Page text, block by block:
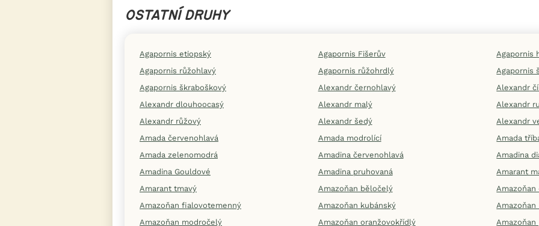
OSTATNÍ DRUHY
Agapornis etiopský Agapornis Fišerův
Agapornis
Agapornis růžohlavý
Agapornis růžohrdlý
Agapornis
Agapornis škraboškový
Alexandr černohlavý
Alexandr
Alexandr dlouhoocasý
Alexandr malý
Alexandr
Alexandr růžový
Alexandr šedý
Alexandr
Amada červenohlavá
Amada modrolící
Amada
Amada zelenomodrá
Amadina červenohlavá
Amadina
Amadina Gouldové
Amadina pruhovaná
Amarant
Amarant tmavý
Amazoňan běločelý
Amazoňan fialovotemenný
Amazoňan kubánský
Amazoňan modročelý
Amazoňan oranžovokřídlý